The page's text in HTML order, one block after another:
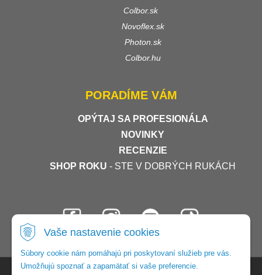
Vaše nastavenie cookies
Súbory cookie nám pomáhajú pri poskytovaní služieb pre vás.
Umožňujú spoznať a zapamätať si vaše preferencie.
Colbor.sk
Novoflex.sk
Photon.sk
Colbor.hu
PORADÍME VÁM
OPÝTAJ SA PROFESIONÁLA
NOVINKY
RECENZIE
SHOP ROKU - STE V DOBRÝCH RUKÁCH
© 2026 Foto-video-shop •tvorba eshopu cez UNIobchod